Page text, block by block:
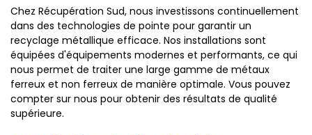
Chez Récupération Sud, nous investissons continuellement
dans des technologies de pointe pour garantir un
recyclage métallique efficace. Nos installations sont
équipées d'équipements modernes et performants, ce qui
nous permet de traiter une large gamme de métaux
ferreux et non ferreux de manière optimale. Vous pouvez
compter sur nous pour obtenir des résultats de qualité
supérieure.